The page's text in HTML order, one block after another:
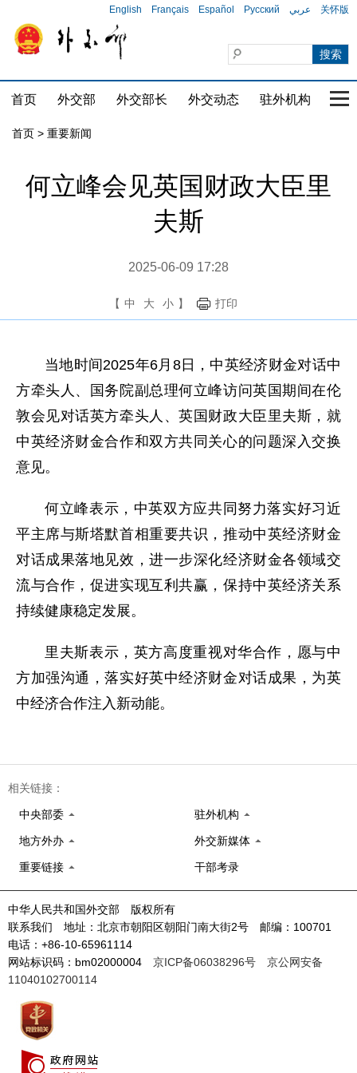
English Français Español Русский عربي 关怀版
首页 外交部 外交部长 外交动态 驻外机构 国
首页 > 重要新闻
何立峰会见英国财政大臣里
夫斯
2025-06-09 17:28
【 中 大 小 】 打印
当地时间2025年6月8日，中英经济财金对话中
方牵头人、国务院副总理何立峰访问英国期间在伦
敦会见对话英方牵头人、英国财政大臣里夫斯，就
中英经济财金合作和双方共同关心的问题深入交换
意见。
何立峰表示，中英双方应共同努力落实好习近
平主席与斯塔默首相重要共识，推动中英经济财金
对话成果落地见效，进一步深化经济财金各领域交
流与合作，促进实现互利共赢，保持中英经济关系
持续健康稳定发展。
里夫斯表示，英方高度重视对华合作，愿与中
方加强沟通，落实好英中经济财金对话成果，为英
中经济合作注入新动能。
相关链接：
中央部委 驻外机构
地方外办 外交新媒体
重要链接 干部考录
中华人民共和国外交部 版权所有
联系我们 地址：北京市朝阳区朝阳门南大街2号 邮编：100701
电话：+86-10-65961114
网站标识码：bm02000004 京ICP备06038296号
京公网安备
11040102700114